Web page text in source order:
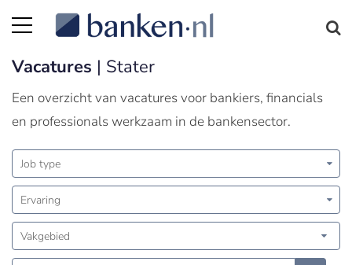
Vacatures | Stater
Een overzicht van vacatures voor bankiers, financials
en professionals werkzaam in de bankensector.
Job type
Ervaring
Vakgebied